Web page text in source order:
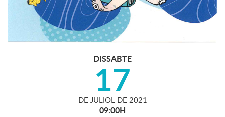
DISSABTE
17
DE JULIOL DE 2021
09:00H